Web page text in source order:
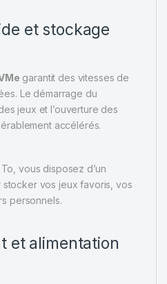
et stockage
garantit des vitesses de
Le démarrage du
jeux et l’ouverture des
accélérés.
vous disposez d’un
vos jeux favoris, vos
personnels.
et alimentation